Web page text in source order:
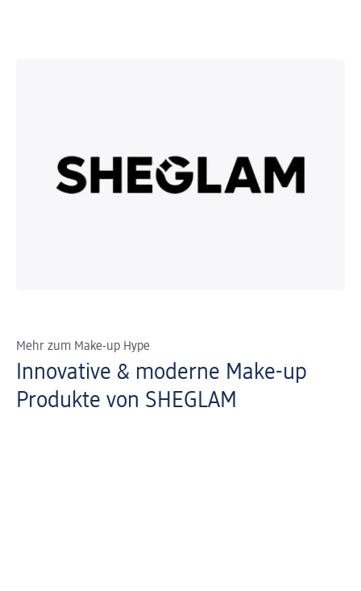
Mehr zum Make-up Hype
Innovative & moderne Make-up
Produkte von SHEGLAM